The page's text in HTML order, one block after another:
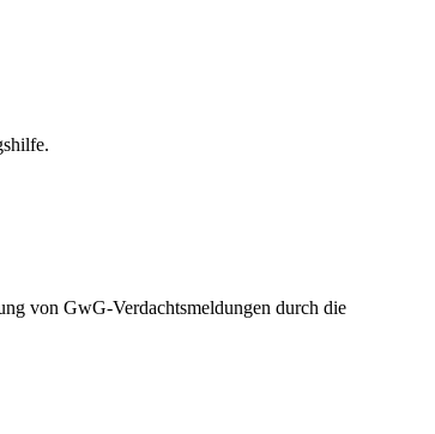
von GwG-Verdachtsmeldungen durch die